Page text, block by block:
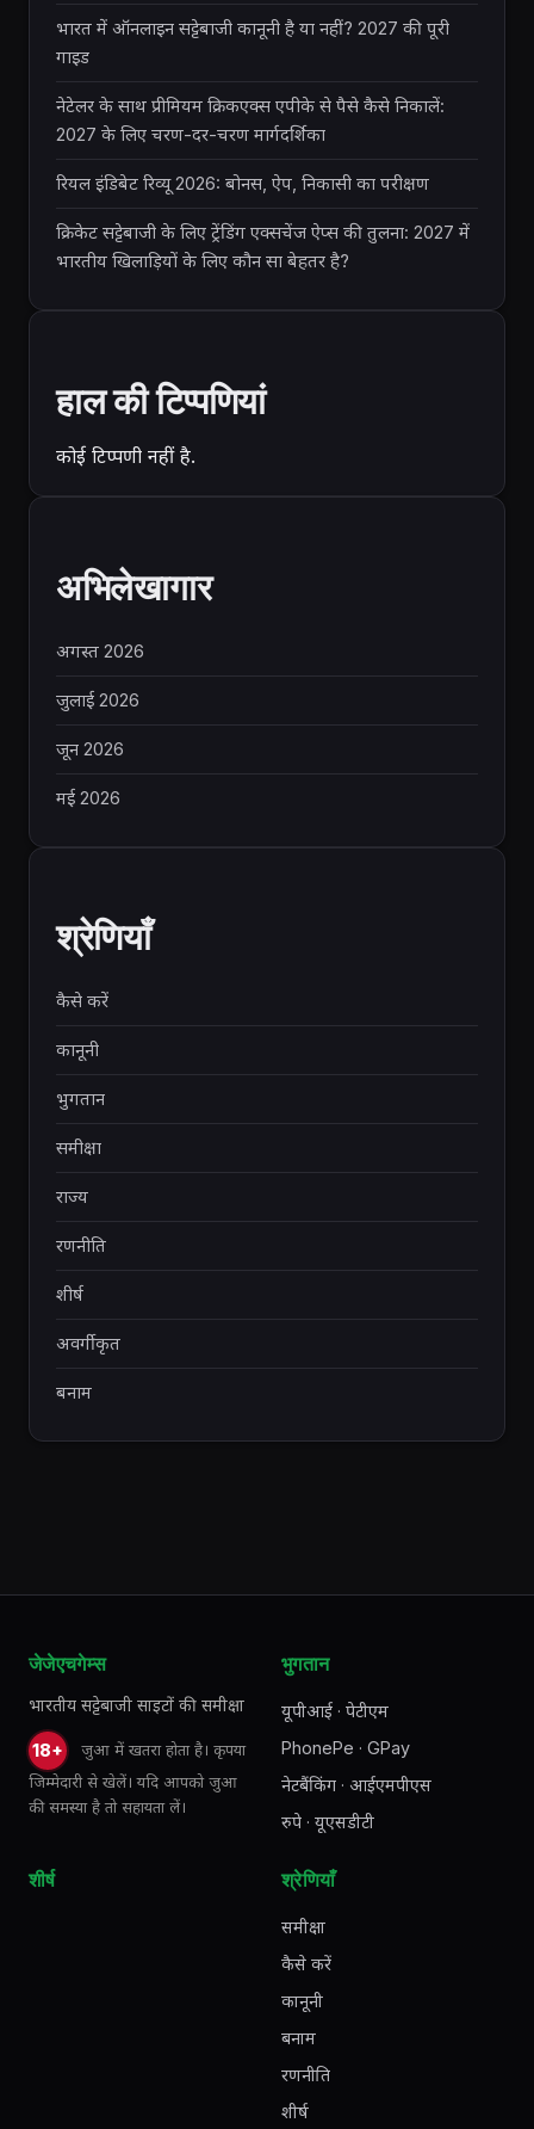
भारत में ऑनलाइन सट्टेबाजी कानूनी है या नहीं? 2027 की पूरी
गाइड
नेटेलर के साथ प्रीमियम क्रिकएक्स एपीके से पैसे कैसे निकालें:
2027 के लिए चरण-दर-चरण मार्गदर्शिका
रियल इंडिबेट रिव्यू 2026: बोनस, ऐप, निकासी का परीक्षण
क्रिकेट सट्टेबाजी के लिए ट्रेंडिंग एक्सचेंज ऐप्स की तुलना: 2027 में
भारतीय खिलाड़ियों के लिए कौन सा बेहतर है?
हाल की टिप्पणियां
कोई टिप्पणी नहीं है.
अभिलेखागार
अगस्त 2026
जुलाई 2026
जून 2026
मई 2026
श्रेणियाँ
कैसे करें
कानूनी
भुगतान
समीक्षा
राज्य
रणनीति
शीर्ष
अवर्गीकृत
बनाम
जेजेएचगेम्स
भारतीय सट्टेबाजी साइटों की समीक्षा
18+
जुआ में खतरा होता है। कृपया
जिम्मेदारी से खेलें। यदि आपको जुआ
की समस्या है तो सहायता लें।
भुगतान
यूपीआई · पेटीएम
PhonePe · GPay
नेटबैंकिंग · आईएमपीएस
रुपे · यूएसडीटी
शीर्ष श्रेणियाँ
समीक्षा
कैसे करें
कानूनी
बनाम
रणनीति
शीर्ष